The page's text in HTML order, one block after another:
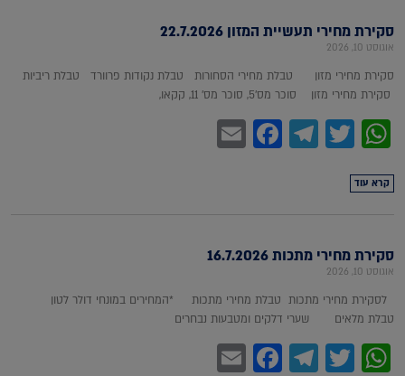
סקירת מחירי תעשיית המזון 22.7.2026
אוגוסט 10, 2026
סקירת מחירי מזון טבלת מחירי הסחורות טבלת נקודות פרוורד טבלת ריביות
סקירת מחירי מזון סוכר מס'5, סוכר מס' 11, קקאו,
WhatsApp
Twitter
Telegram
Facebook
קרא עוד
סקירת מחירי מתכות 16.7.2026
אוגוסט 10, 2026
לסקירת מחירי מתכות טבלת מחירי מתכות *המחירים במונחי דולר לטון
טבלת מלאים שערי דלקים ומטבעות נבחרים
WhatsApp
Twitter
Telegram
Facebook